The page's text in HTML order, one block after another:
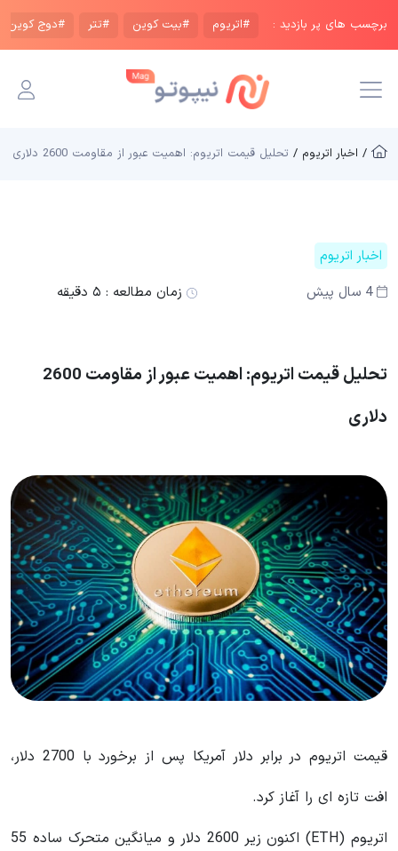
برچسب های پر بازدید : #اتریوم #بیت کوین #تتر #دوج کوین
/ اخبار اتریوم / تحلیل قیمت اتریوم: اهمیت عبور از مقاومت 2600 دلاری
اخبار اتریوم
4 سال پیش
زمان مطالعه : ۵ دقیقه
تحلیل قیمت اتریوم: اهمیت عبور از مقاومت 2600
دلاری
قیمت اتریوم در برابر دلار آمریکا پس از برخورد با 2700 دلار،
افت تازه‌ ای را آغاز کرد.
اتریوم (ETH) اکنون زیر 2600 دلار و میانگین متحرک ساده 55